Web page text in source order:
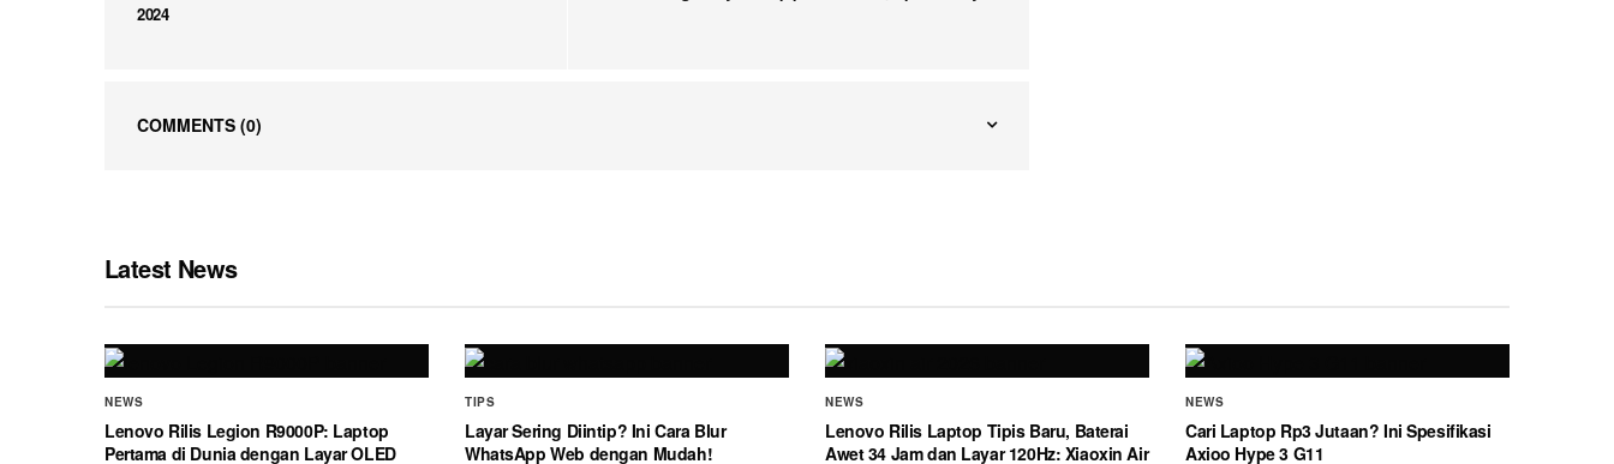
2024
COMMENTS (0)
Latest News
NEWS
Lenovo Rilis Legion R9000P: Laptop
Pertama di Dunia dengan Layar OLED
TIPS
Layar Sering Diintip? Ini Cara Blur
WhatsApp Web dengan Mudah!
NEWS
Lenovo Rilis Laptop Tipis Baru, Baterai
Awet 34 Jam dan Layar 120Hz: Xiaoxin Air
NEWS
Cari Laptop Rp3 Jutaan? Ini Spesifikasi
Axioo Hype 3 G11